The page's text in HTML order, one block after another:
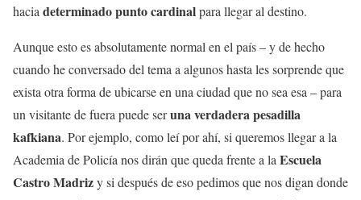
hacia determinado punto cardinalpara llegar al destino.
Aunque esto es absolutamente normal en el país – y de hecho
cuando he conversado del tema a algunos hasta les sorprende que
exista otra forma de ubicarse en una ciudad que no sea esa – para
un visitante de fuera puede seruna verdadera pesadilla
kafkiana. Por ejemplo, como leí por ahí, si queremos llegar a la
Academia de Policía nos dirán que queda frente a la Escuela
Castro Madrizy si después de eso pedimos que nos digan donde